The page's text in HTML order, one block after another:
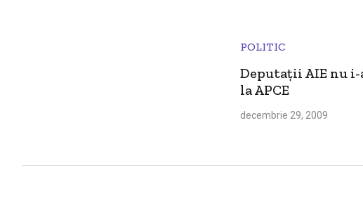
POLITIC
Deputaţii AIE nu
la APCE
decembrie 29, 2009